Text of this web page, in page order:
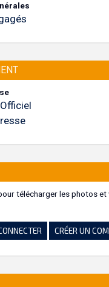
télécharger les photos et
CRÉER UN